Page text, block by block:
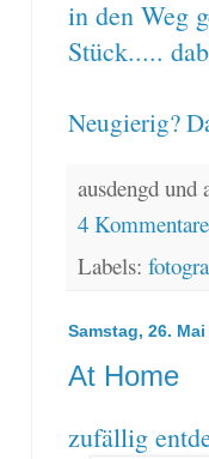
in den Weg
Stück.....
Neugierig?
ausdengd
4
Labels:
Samstag, 26. Mai
At Home
zufällig